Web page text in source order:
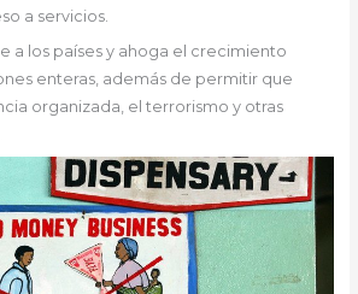
a servicios.
a los países y ahoga el crecimiento
enteras, además de permitir que
organizada, el terrorismo y otras